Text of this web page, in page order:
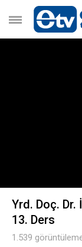
Yrd. Doç. Dr.
13. Ders
1.539